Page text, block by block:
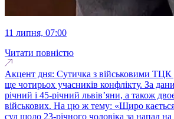
11 липня, 07:00
Читати повністю
Акцент дня: Сутичка з військовими ТЦК
ще чотирьох учасників конфлікту. За
річний і 45-річний львів’яни, а також
військових. На цю ж тему: «Щиро
суд щодо 23-річного чоловіка за напад на